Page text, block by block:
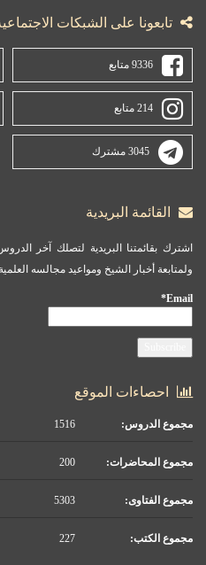
تابعونا على الشبكات
9336 متابع
214 متابع
3045 مشترك
القائمة البريدية
اشترك بقائمتنا البريدية لتصلك آخر
ولمتابعة أخبار الشيخ ومواعيد مجالسه العلمية.
Email*
احصاءات الموقع
مجموع الدروس:
مجموع المحاضرات:
مجموع الفتاوى:
مجموع الكتب: